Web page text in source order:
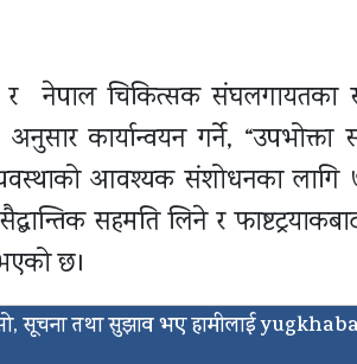
र नेपाल चिकित्सक संघलगायतका
कार्यान्वयन गर्ने,
आवश्यक संशोधनका लागि
सहमति लिने र
छ।
सूचना तथा सुझाव भए हामीलाई